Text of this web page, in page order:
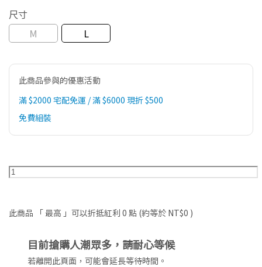
尺寸
M
L
此商品參與的優惠活動
滿 $2000 宅配免運 / 滿 $6000 現折 $500
免費組裝
此商品 「 最高 」可以折抵紅利 0 點 (約等於 NT$0 )
目前搶購人潮眾多，請耐心等候
若離開此頁面，可能會延長等待時間。